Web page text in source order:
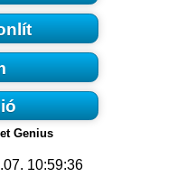
Genius
10:59:36